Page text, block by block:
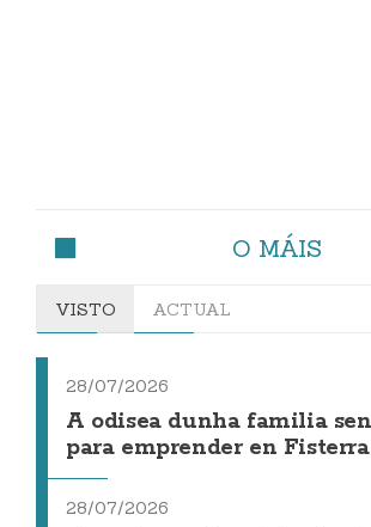
O MÁIS
VISTO ACTUAL
28/07/2026
A odisea dunha familia
para emprender en Fisterra
28/07/2026